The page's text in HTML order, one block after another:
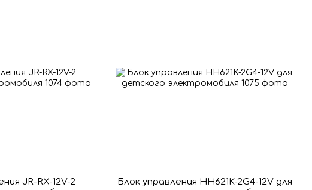
JR-RX-12V-2
Блок управления HH621K-2G4-12V для